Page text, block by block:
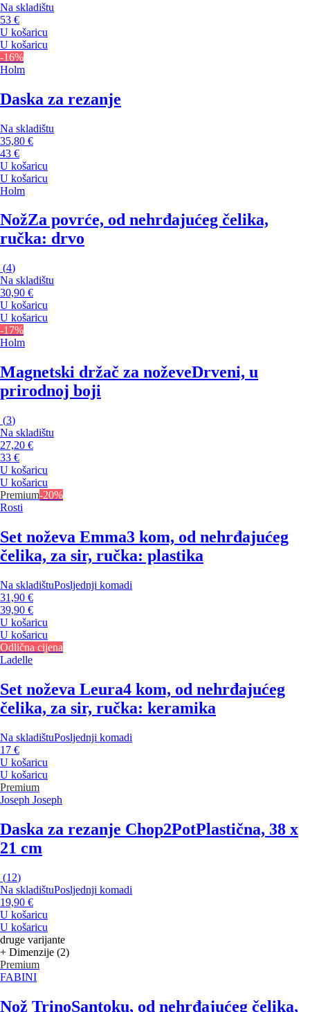
Na skladištu
53 €
U košaricu
U košaricu
-16%
Holm
Daska za rezanje
Na skladištu
35,80 €
43 €
U košaricu
U košaricu
Holm
NožZa povrće, od nehrđajućeg čelika,
ručka: drvo
(4)
Na skladištu
30,90 €
U košaricu
U košaricu
-17%
Holm
Magnetski držač za noževeDrveni, u
prirodnoj boji
(3)
Na skladištu
27,20 €
33 €
U košaricu
U košaricu
Premium-20%
Rosti
Set noževa Emma3 kom, od nehrđajućeg
čelika, za sir, ručka: plastika
Na skladištuPosljednji komadi
31,90 €
39,90 €
U košaricu
U košaricu
Odlična cijena
Ladelle
Set noževa Leura4 kom, od nehrđajućeg
čelika, za sir, ručka: keramika
Na skladištuPosljednji komadi
17 €
U košaricu
U košaricu
Premium
Joseph Joseph
Daska za rezanje Chop2PotPlastična, 38 x
21 cm
(12)
Na skladištuPosljednji komadi
19,90 €
U košaricu
U košaricu
druge varijante
+ Dimenzije (2)
Premium
FABINI
Nož TrinoSantoku, od nehrđajućeg čelika,